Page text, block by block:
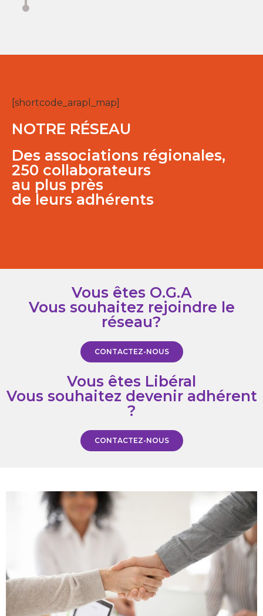
[shortcode_arapl_map]
NOTRE RÉSEAU
Des associations régionales,
250 collaborateurs
au plus près
de leurs adhérents
Vous êtes O.G.A
Vous souhaitez rejoindre le
réseau?
CONTACTEZ-NOUS
Vous êtes Libéral
Vous souhaitez devenir adhérent
?
CONTACTEZ-NOUS